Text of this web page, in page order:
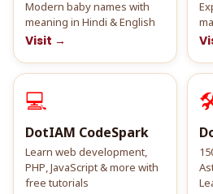
Modern baby names with
meaning in Hindi & English
Visit →
💻
DotIAM CodeSpark
Learn web development,
PHP, JavaScript & more with
free tutorials